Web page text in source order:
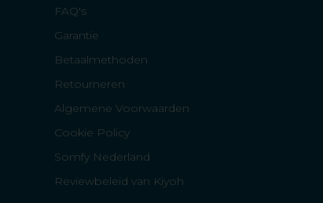
FAQ's
Garantie
Betaalmethoden
Retourneren
Algemene Voorwaarden
Cookie Policy
Somfy Nederland
Reviewbeleid van Kiyoh